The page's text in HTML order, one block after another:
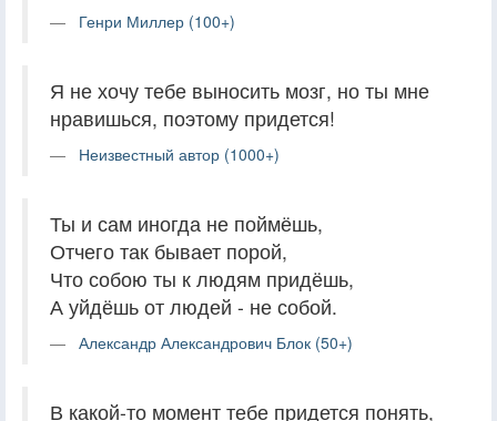
Генри Миллер (100+)
Я не хочу тебе выносить мозг, но ты мне
нравишься, поэтому придется!
Неизвестный автор (1000+)
Ты и сам иногда не поймёшь,
Отчего так бывает порой,
Что собою ты к людям придёшь,
А уйдёшь от людей - не собой.
Александр Александрович Блок (50+)
В какой-то момент тебе придется понять,